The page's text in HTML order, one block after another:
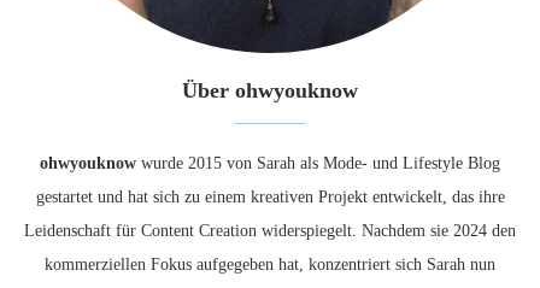
Über ohwyouknow
ohwyouknow wurde 2015 von Sarah als Mode- und Lifestyle Blog
gestartet und hat sich zu einem kreativen Projekt entwickelt, das ihre
Leidenschaft für Content Creation widerspiegelt. Nachdem sie 2024 den
kommerziellen Fokus aufgegeben hat, konzentriert sich Sarah nun